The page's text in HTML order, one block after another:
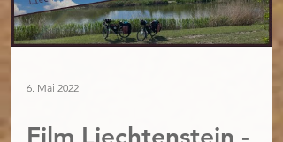
6. Mai 2022
Film Liechtenstein -